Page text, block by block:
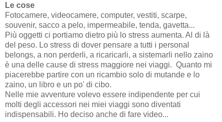
Le cose
Fotocamere, videocamere, computer, vestiti, scarpe,
souvenir, sacco a pelo, impermeabile, tenda, gavetta...
Più oggetti ci portiamo dietro più lo stress aumenta. Al di là
del peso. Lo stress di dover pensare a tutti i personal
belongs, a non perderli, a ricaricarli, a sistemarli nello zaino
è una delle cause di stress maggiore nei viaggi. Quanto mi
piacerebbe partire con un ricambio solo di mutande e lo
zaino, un libro e un po' di cibo.
Nelle mie avventure volevo essere indipendente per cui
molti degli accessori nei miei viaggi sono diventati
indispensabili. Ho deciso anche di fare video...